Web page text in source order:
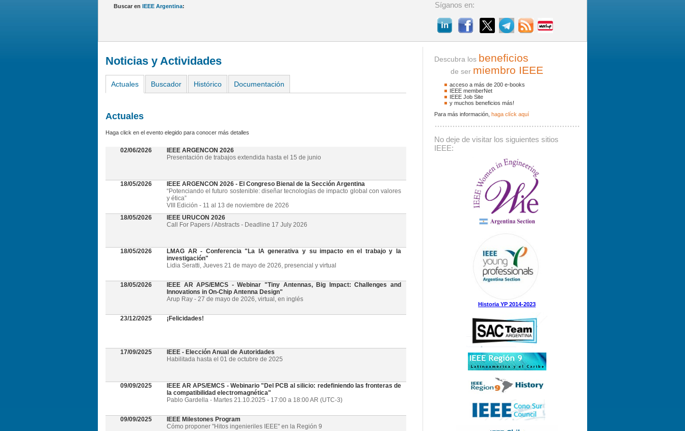
Buscar en IEEE Argentina: Síganos en:
Noticias y Actividades
Actuales Buscador Histórico Documentación
Actuales
Haga click en el evento elegido para conocer más detalles
02/06/2026
IEEE ARGENCON 2026
Presentación de trabajos extendida hasta el 15 de junio
18/05/2026
IEEE ARGENCON 2026 - El Congreso Bienal de la Sección Argentina
“Potenciando el futuro sostenible: diseñar tecnologías de impacto global con valores
y ética”
VIII Edición - 11 al 13 de noviembre de 2026
18/05/2026
IEEE URUCON 2026
Call For Papers / Abstracts - Deadline 17 July 2026
18/05/2026
LMAG AR - Conferencia "La IA generativa y su impacto en el trabajo y la
investigación"
Lidia Seratti, Jueves 21 de mayo de 2026, presencial y virtual
18/05/2026
IEEE AR APS/EMCS - Webinar "Tiny Antennas, Big Impact: Challenges and
Innovations in On-Chip Antenna Design"
Arup Ray - 27 de mayo de 2026, virtual, en inglés
23/12/2025 ¡Felicidades!
17/09/2025
IEEE - Elección Anual de Autoridades
Habilitada hasta el 01 de octubre de 2025
09/09/2025
IEEE AR APS/EMCS - Webinario "Del PCB al silicio: redefiniendo las fronteras de
la compatibilidad electromagnética"
Pablo Gardella - Martes 21.10.2025 - 17:00 a 18:00 AR (UTC-3)
09/09/2025
IEEE Milestones Program
Cómo proponer "Hitos ingenieriles IEEE" en la Región 9
Buscador
La palabra a buscar debe contener al menos 3 caracteres.
Buscar:
Descubra los beneficios
de ser miembro IEEE
acceso a más de 200 e-books
IEEE memberNet
IEEE Job Site
y muchos beneficios más!
Para más información, haga clíck aquí
No deje de visitar los siguientes sitios
IEEE:
Historia YP 2014-2023